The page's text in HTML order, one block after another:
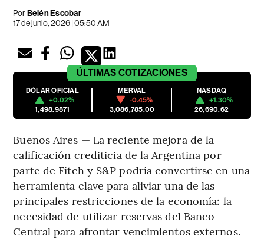
PorBelén Escobar
17 de junio, 2026 | 05:50 AM
ÚLTIMAS COTIZACIONES
DÓLAR OFICIAL
+0.02%
1,498.9871
MERVAL
-0.45%
3,086,785.00
NASDAQ
+1.30%
26,690.62
Buenos Aires — La reciente mejora de la
calificación crediticia de la Argentina por
parte de Fitch y S&P podría convertirse en una
herramienta clave para aliviar una de las
principales restricciones de la economía: la
necesidad de utilizar reservas del Banco
Central para afrontar vencimientos externos.